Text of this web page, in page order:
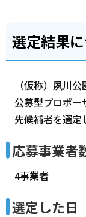
選定結果
（仮称）夙川
公募型プロポー
先候補者を選定
応募事業者
4事業者
選定した日